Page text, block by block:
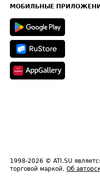
Техническая информация
МОБИЛЬНЫЕ
1998-2026 © ATI.SU
торговой маркой. Об